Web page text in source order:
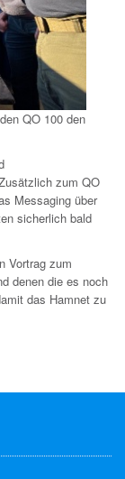
QO 100 den
zum QO
Messaging über
sicherlich bald
Vortrag zum
denen die es noch
das Hamnet zu